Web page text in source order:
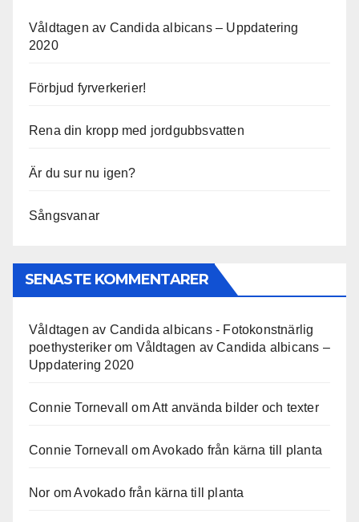
Våldtagen av Candida albicans – Uppdatering
2020
Förbjud fyrverkerier!
Rena din kropp med jordgubbsvatten
Är du sur nu igen?
Sångsvanar
SENASTE KOMMENTARER
Våldtagen av Candida albicans - Fotokonstnärlig
poethysterikerom Våldtagen av Candida albicans –
Uppdatering 2020
Connie Tornevall omAtt använda bilder och texter
Connie Tornevall omAvokado från kärna till planta
Nor omAvokado från kärna till planta